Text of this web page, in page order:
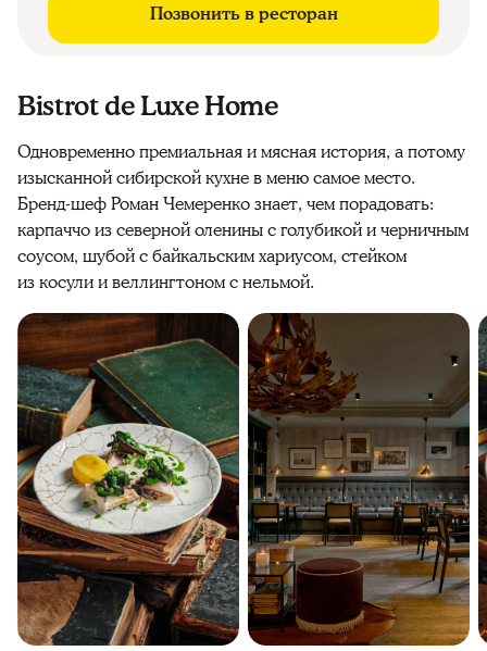
Позвонить в ресторан
Bistrot de Luxe Home
Одновременно премиальная и мясная история, а потому
изысканной сибирской кухне в меню самое место.
Бренд-шеф Роман Чемеренко знает, чем порадовать:
карпаччо из северной оленины с голубикой и черничным
соусом, шубой с байкальским хариусом, стейком
из косули и веллингтоном с нельмой.